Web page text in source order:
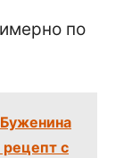
по
Буженина
рецепт с